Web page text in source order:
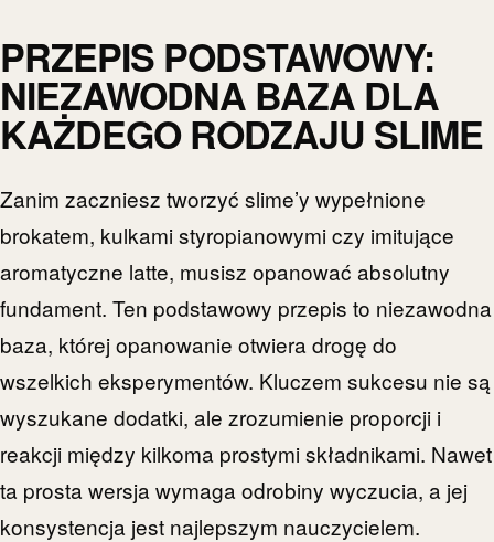
PRZEPIS PODSTAWOWY:
NIEZAWODNA BAZA DLA
KAŻDEGO RODZAJU SLIME
Zanim zaczniesz tworzyć slime’y wypełnione
brokatem, kulkami styropianowymi czy imitujące
aromatyczne latte, musisz opanować absolutny
fundament. Ten podstawowy przepis to niezawodna
baza, której opanowanie otwiera drogę do
wszelkich eksperymentów. Kluczem sukcesu nie są
wyszukane dodatki, ale zrozumienie proporcji i
reakcji między kilkoma prostymi składnikami. Nawet
ta prosta wersja wymaga odrobiny wyczucia, a jej
konsystencja jest najlepszym nauczycielem.